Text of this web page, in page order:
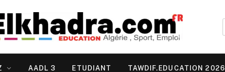
AADL 3 ETUDIANT TAWDIF.EDUCATION 2026